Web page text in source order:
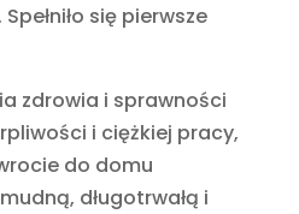
się pierwsze
zdrowia i sprawności
i ciężkiej pracy,
do domu
długotrwałą i